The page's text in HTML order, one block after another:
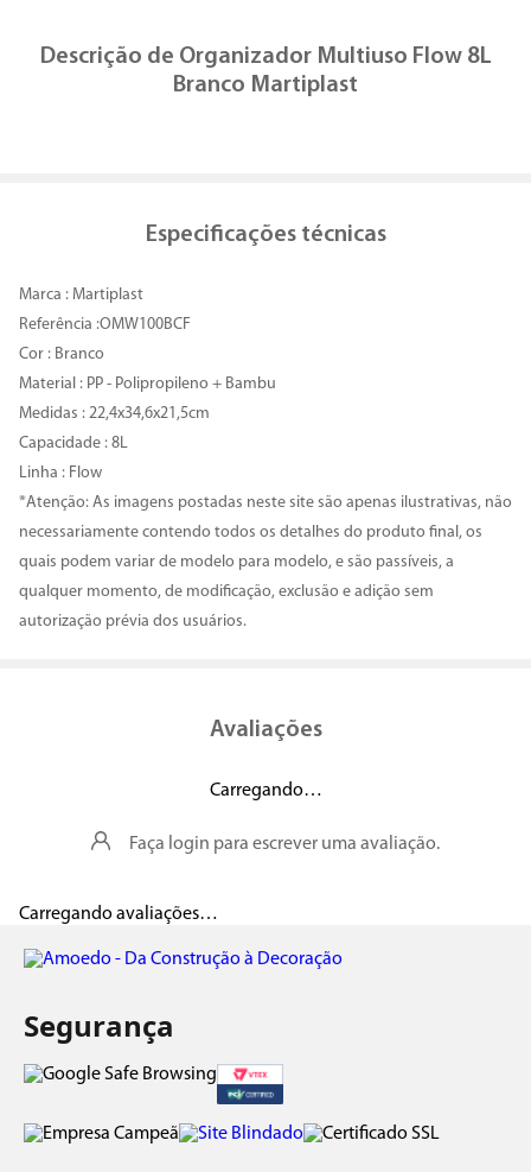
Descrição de Organizador Multiuso Flow 8L
Branco Martiplast
Especificações técnicas
Marca : Martiplast
Referência :OMW100BCF
Cor : Branco
Material : PP - Polipropileno + Bambu
Medidas : 22,4x34,6x21,5cm
Capacidade : 8L
Linha : Flow
*Atenção: As imagens postadas neste site são apenas ilustrativas, não
necessariamente contendo todos os detalhes do produto final, os
quais podem variar de modelo para modelo, e são passíveis, a
qualquer momento, de modificação, exclusão e adição sem
autorização prévia dos usuários.
Avaliações
Carregando…
Faça login para escrever uma avaliação.
Carregando avaliações…
Segurança